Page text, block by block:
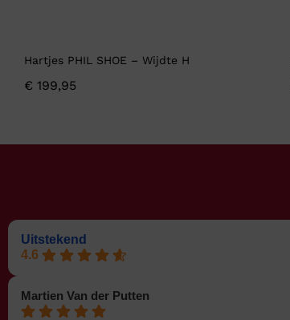
Hartjes PHIL SHOE – Wijdte H
€ 199,95
Uitstekend
4.6
Martien Van der Putten